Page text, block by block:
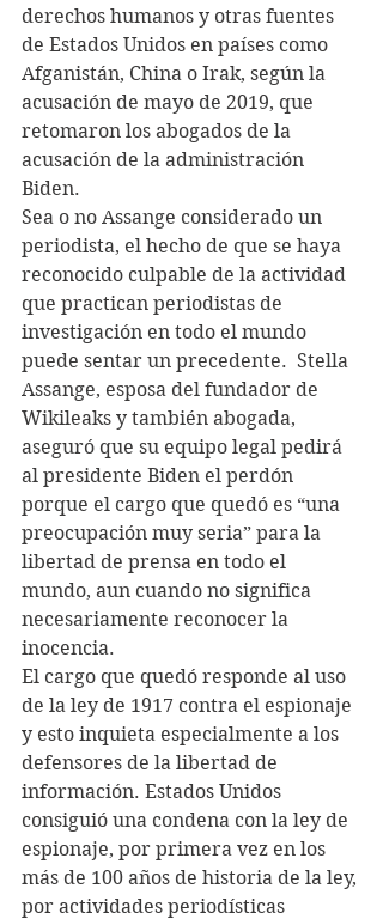
derechos humanos y otras fuentes
de Estados Unidos en países como
Afganistán, China o Irak, según la
acusación de mayo de 2019, que
retomaron los abogados de la
acusación de la administración
Biden.
Sea o no Assange considerado un
periodista, el hecho de que se haya
reconocido culpable de la actividad
que practican periodistas de
investigación en todo el mundo
puede sentar un precedente.  Stella
Assange, esposa del fundador de
Wikileaks y también abogada,
aseguró que su equipo legal pedirá
al presidente Biden el perdón
porque el cargo que quedó es “una
preocupación muy seria” para la
libertad de prensa en todo el
mundo, aun cuando no significa
necesariamente reconocer la
inocencia.
El cargo que quedó responde al uso
de la ley de 1917 contra el espionaje
y esto inquieta especialmente a los
defensores de la libertad de
información. Estados Unidos
consiguió una condena con la ley de
espionaje, por primera vez en los
más de 100 años de historia de la ley,
por actividades periodísticas